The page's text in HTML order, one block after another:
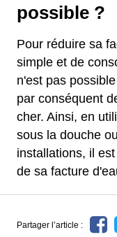
possible ?
Pour réduire sa
simple et de
n'est pas
par conséquent
cher. Ainsi, en
sous la douche
installations, il
de sa facture
Partager l’article :